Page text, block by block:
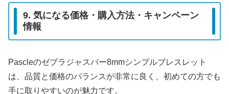
9. 気になる価格・購入方法・キャンペーン
情報
Pascleのゼブラジャスパー8mmシンプルブレスレット
は、品質と価格のバランスが非常に良く、初めての方でも
手に取りやすいのが魅力です。